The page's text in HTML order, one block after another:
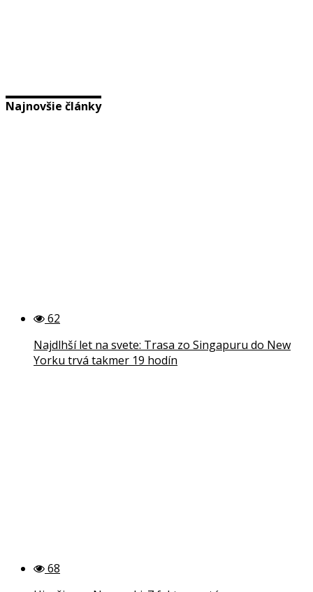
Najnovšie články
62
Najdlhší let na svete: Trasa zo Singapuru do New
Yorku trvá takmer 19 hodín
68